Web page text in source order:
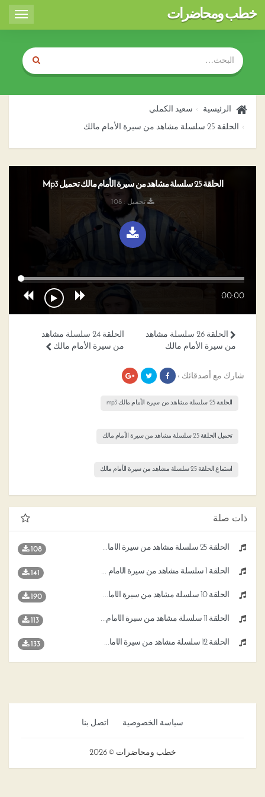
Toggle
خطب ومحاضرات
الرئيسية سعيد الكملي
الحلقة 25 سلسلة مشاهد من سيرة الأمام مالك
الحلقة 25 سلسلة مشاهد من سيرة الأمام مالك تحميل Mp3
تحميل : 108
00:00
الحلقة 24 سلسلة مشاهد
من سيرة الأمام مالك
الحلقة 26 سلسلة مشاهد
من سيرة الأمام مالك
شارك مع أصدقائك ›
الحلقة 25 سلسلة مشاهد من سيرة الأمام مالك mp3
تحميل الحلقة 25 سلسلة مشاهد من سيرة الأمام مالك
استماع الحلقة 25 سلسلة مشاهد من سيرة الأمام مالك
ذات صلة
الحلقة 25 سلسلة مشاهد من سيرة الأمام مالك 108
الحلقة 1 سلسلة مشاهد من سيرة الأمام مالك 141
الحلقة 10 سلسلة مشاهد من سيرة الأمام مالك 190
الحلقة 11 سلسلة مشاهد من سيرة الأمام مالك 113
الحلقة 12 سلسلة مشاهد من سيرة الأمام مالك 133
سياسة الخصوصية اتصل بنا
خطب ومحاضرات © 2026